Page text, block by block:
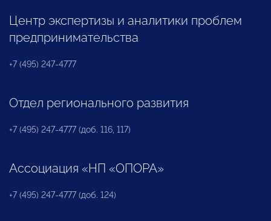
Центр экспертизы и аналитики проблем
предпринимательства
+7 (495) 247-4777
Отдел регионального развития
+7 (495) 247-4777 (доб. 116, 117)
Ассоциация «НП «ОПОРА»
+7 (495) 247-4777 (доб. 124)